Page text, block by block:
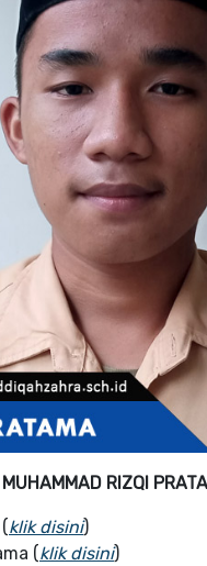
MUHAMMAD RIZQI
klik disini)
(klik disini)